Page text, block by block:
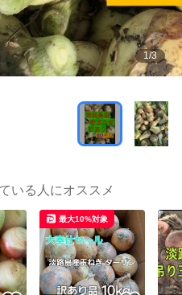
1/3
いる人にオススメ
最大10%対象